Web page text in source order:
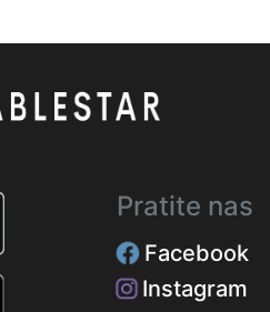
Pratite nas
Facebook
Instagram